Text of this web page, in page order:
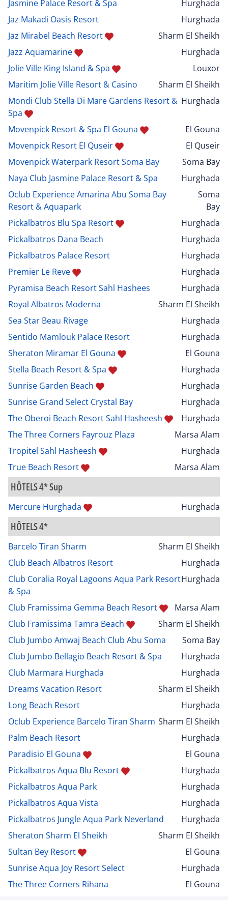
Jasmine Palace Resort & Spa
Hurghada
Jaz Makadi Oasis Resort
Hurghada
Jaz Mirabel Beach Resort
Sharm El Sheikh
Jazz Aquamarine
Hurghada
Jolie Ville King Island & Spa
Louxor
Maritim Jolie Ville Resort & Casino
Sharm El Sheikh
Mondi Club Stella Di Mare Gardens Resort &
Spa
Hurghada
Movenpick Resort & Spa El Gouna
El Gouna
Movenpick Resort El Quseir
El Quseir
Movenpick Waterpark Resort Soma Bay
Soma Bay
Naya Club Jasmine Palace Resort & Spa
Hurghada
Oclub Experience Amarina Abu Soma Bay
Resort & Aquapark
Soma
Bay
Pickalbatros Blu Spa Resort
Hurghada
Pickalbatros Dana Beach
Hurghada
Pickalbatros Palace Resort
Hurghada
Premier Le Reve
Hurghada
Pyramisa Beach Resort Sahl Hashees
Hurghada
Royal Albatros Moderna
Sharm El Sheikh
Sea Star Beau Rivage
Hurghada
Sentido Mamlouk Palace Resort
Hurghada
Sheraton Miramar El Gouna
El Gouna
Stella Beach Resort & Spa
Hurghada
Sunrise Garden Beach
Hurghada
Sunrise Grand Select Crystal Bay
Hurghada
The Oberoi Beach Resort Sahl Hasheesh
Hurghada
The Three Corners Fayrouz Plaza
Marsa Alam
Tropitel Sahl Hasheesh
Hurghada
True Beach Resort
Marsa Alam
HÔTELS 4* Sup
Mercure Hurghada Hurghada
HÔTELS 4*
Barcelo Tiran Sharm
Sharm El Sheikh
Club Beach Albatros Resort
Hurghada
Club Coralia Royal Lagoons Aqua Park Resort
& Spa
Hurghada
Club Framissima Gemma Beach Resort
Marsa Alam
Club Framissima Tamra Beach
Sharm El Sheikh
Club Jumbo Amwaj Beach Club Abu Soma
Soma Bay
Club Jumbo Bellagio Beach Resort & Spa
Hurghada
Club Marmara Hurghada
Hurghada
Dreams Vacation Resort
Sharm El Sheikh
Long Beach Resort
Hurghada
Oclub Experience Barcelo Tiran Sharm Sharm El Sheikh
Palm Beach Resort
Hurghada
Paradisio El Gouna
El Gouna
Pickalbatros Aqua Blu Resort
Hurghada
Pickalbatros Aqua Park
Hurghada
Pickalbatros Aqua Vista
Hurghada
Pickalbatros Jungle Aqua Park Neverland
Hurghada
Sheraton Sharm El Sheikh
Sharm El Sheikh
Sultan Bey Resort
El Gouna
Sunrise Aqua Joy Resort Select
Hurghada
The Three Corners Rihana
El Gouna